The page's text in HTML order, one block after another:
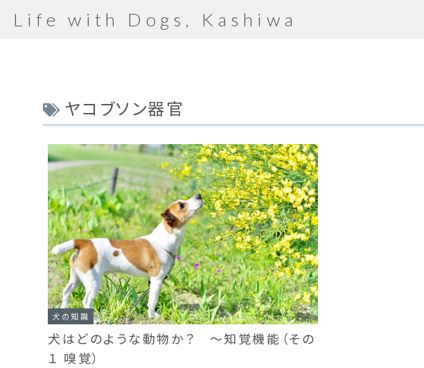
Life with Dogs, Kashiwa
ヤコブソン器官
犬の知識
犬はどのような動物か？ ～知覚機能（その
１ 嗅覚）